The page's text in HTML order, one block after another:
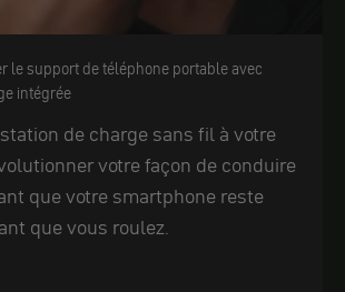
le support de téléphone portable avec
intégrée
de charge sans fil à votre
votre façon de conduire
que votre smartphone reste
que vous roulez.